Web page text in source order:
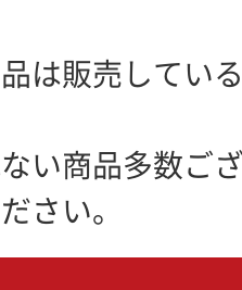
は販売してい
い商品多数ご
さい。